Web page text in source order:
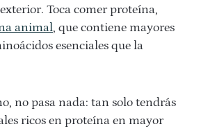
Toca comer proteína,
animal, que contiene mayores
esenciales que la
no pasa nada: tan solo tendrás
ricos en proteína en mayor